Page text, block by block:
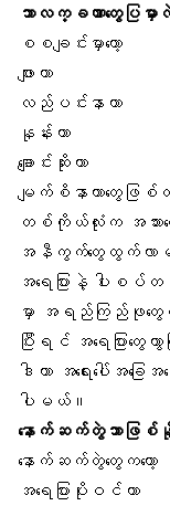
ဘာလက္ခဏာတွေပြမှာ
စစချင်းမှာတော့
ဖျားတာ
လည်ပင်းနာတာ
နုန်းတာ
ချောင်းဆိုးတာ
မျက်စိနာတာတွေဖြ
တစ်ကိုယ်လုံးက အသား
အနီကွက်တွေထွက်လာ
အရေပြားနဲ့ ပါး
မှာ အရည်ကြည်ဖုတွ
ပြီးရင် အရေပြား
ဒါဟာ အရေးပေါ်အခ
ပါမယ်။
နောက်ဆက်တွဲဘာဖြ
​နောက်ဆက်တွဲတွေကတော့
အရေပြားပိုးဝင်တာ